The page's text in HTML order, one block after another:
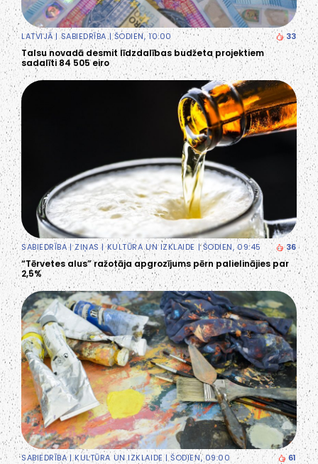
LATVIJĀ|SABIEDRĪBA| ŠODIEN, 10:00 33
Talsu novadā desmit līdzdalības budžeta projektiem
sadalīti 84 505 eiro
SABIEDRĪBA|ZIŅAS |KULTŪRA UN IZKLAIDE | ŠODIEN, 09:45 36
“Tērvetes alus” ražotāja apgrozījums pērn palielinājies par
2,5%
SABIEDRĪBA|KULTŪRA UN IZKLAIDE | ŠODIEN, 09:00 61